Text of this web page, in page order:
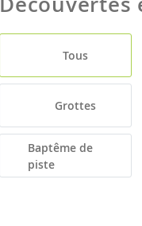
Tous
Grottes
Baptême de
piste